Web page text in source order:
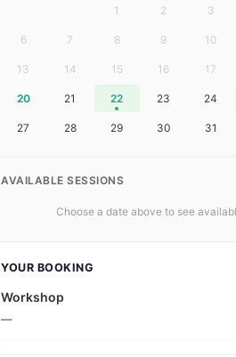
1 2 3
6 7 8 9 10
13 14 15 16 17
20 21 22 23 24
27 28 29 30 31
AVAILABLE SESSIONS
Choose a date above to see
YOUR BOOKING
Workshop
—